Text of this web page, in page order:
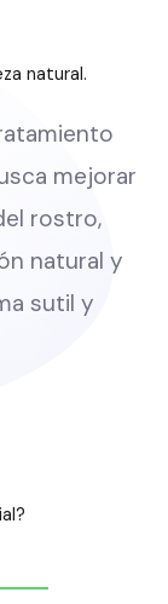
natural.
mejorar
rostro,
natural y
sutil y